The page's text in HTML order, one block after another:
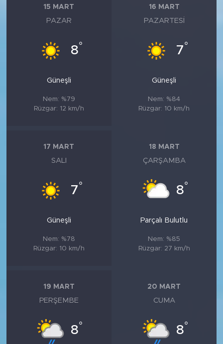
15 MART
PAZAR
8°
Güneşli
Nem: %79
Rüzgar: 12 km/h
16 MART
PAZARTESI
7°
Güneşli
Nem: %84
Rüzgar: 10 km/h
17 MART
SALI
7°
Güneşli
Nem: %78
Rüzgar: 10 km/h
18 MART
ÇARŞAMBA
8°
Parçalı Bulutlu
Nem: %85
Rüzgar: 27 km/h
19 MART
PERŞEMBE
8°
20 MART
CUMA
8°